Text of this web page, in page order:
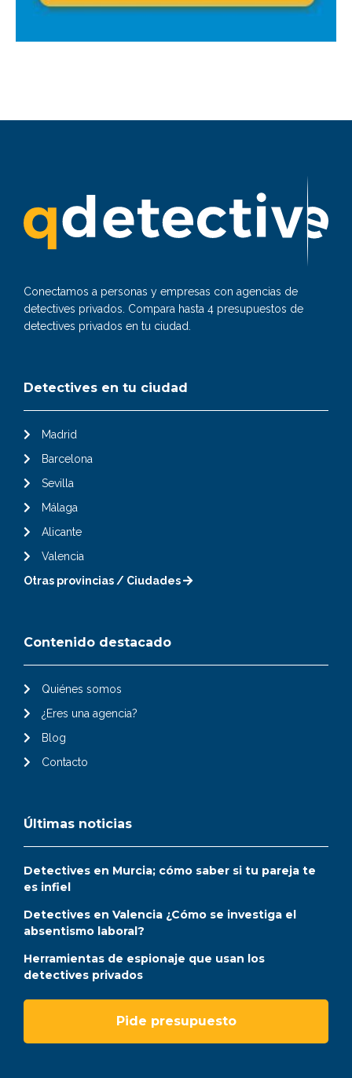
Conectamos a personas y empresas con agencias de
detectives privados. Compara hasta 4 presupuestos de
detectives privados en tu ciudad.
Detectives en tu ciudad
Madrid
Barcelona
Sevilla
Málaga
Alicante
Valencia
Otras provincias / Ciudades
Contenido destacado
Quiénes somos
¿Eres una agencia?
Blog
Contacto
Últimas noticias
Detectives en Murcia; cómo saber si tu pareja te
es infiel
Detectives en Valencia ¿Cómo se investiga el
absentismo laboral?
Herramientas de espionaje que usan los
detectives privados
Pide presupuesto